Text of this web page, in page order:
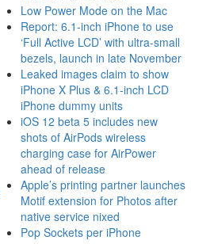
Low Power Mode on the Mac
Report: 6.1-inch iPhone to use
‘Full Active LCD’ with ultra-small
bezels, launch in late November
Leaked images claim to show
iPhone X Plus & 6.1-inch LCD
iPhone dummy units
iOS 12 beta 5 includes new
shots of AirPods wireless
charging case for AirPower
ahead of release
Apple’s printing partner launches
Motif extension for Photos after
native service nixed
Pop Sockets per iPhone